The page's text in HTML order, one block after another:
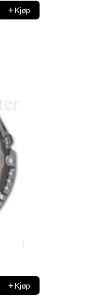
Kjøp
Kjøp